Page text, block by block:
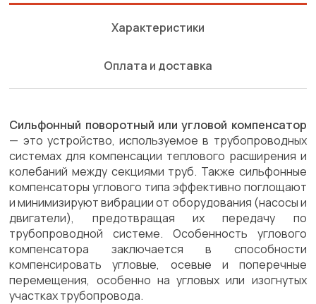
Характеристики
Оплата и доставка
Сильфонный поворотный или угловой компенсатор
— это устройство, используемое в трубопроводных
системах для компенсации теплового расширения и
колебаний между секциями труб. Также сильфонные
компенсаторы углового типа эффективно поглощают
и минимизируют вибрации от оборудования (насосы и
двигатели), предотвращая их передачу по
трубопроводной системе. Особенность углового
компенсатора заключается в способности
компенсировать угловые, осевые и поперечные
перемещения, особенно на угловых или изогнутых
участках трубопровода.